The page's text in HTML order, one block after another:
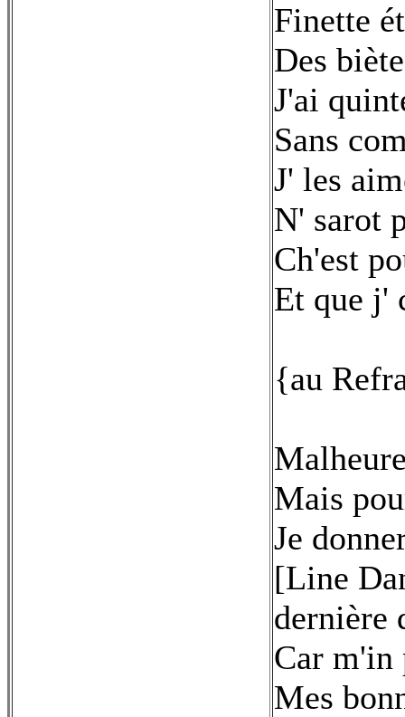
Finette
Des
J'ai
Sans
J' les
N' sarot
Ch'est
Et que j'
{au
Mais
Je
[Line
dernière
Car m'in
Mes